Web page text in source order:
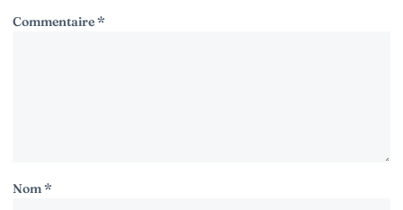
Commentaire*
Nom*